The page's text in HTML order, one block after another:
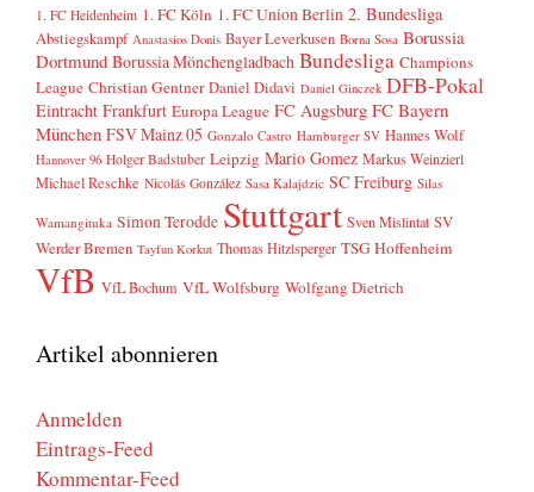
1. FC Heidenheim 1. FC Köln 1. FC Union Berlin 2. Bundesliga
Abstiegskampf Anastasios Donis Bayer Leverkusen Borna Sosa Borussia
Dortmund Borussia Mönchengladbach Bundesliga Champions
League Christian Gentner Daniel Didavi Daniel Ginczek DFB-Pokal
Eintracht Frankfurt Europa League FC Augsburg FC Bayern
München FSV Mainz 05 Gonzalo Castro Hamburger SV Hannes Wolf
Hannover 96 Holger Badstuber Leipzig Mario Gomez Markus Weinzierl
Michael Reschke Nicolás González Sasa Kalajdzic SC Freiburg Silas
Wamangituka Simon Terodde Stuttgart Sven Mislintat SV
Werder Bremen Tayfun Korkut Thomas Hitzlsperger TSG Hoffenheim
VfB VfL Bochum VfL Wolfsburg Wolfgang Dietrich
Artikel abonnieren
Anmelden
Eintrags-Feed
Kommentar-Feed